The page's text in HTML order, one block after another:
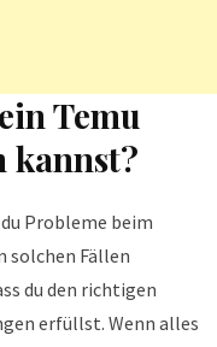
Temu
kannst?
Probleme beim
solchen Fällen
du den richtigen
erfüllst. Wenn alles